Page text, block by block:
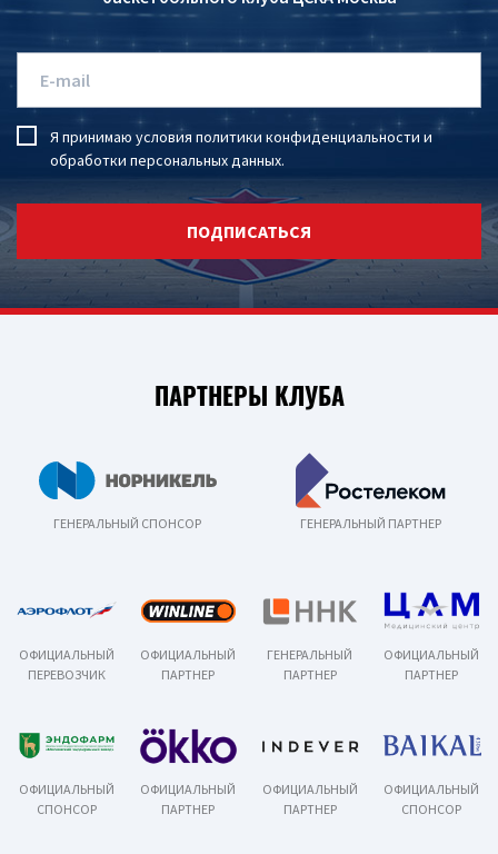
Я принимаю условия политики конфиденциальности и
обработки персональных данных.
ПОДПИСАТЬСЯ
ПАРТНЕРЫ КЛУБА
ГЕНЕРАЛЬНЫЙ СПОНСОР ГЕНЕРАЛЬНЫЙ ПАРТНЕР
ОФИЦИАЛЬНЫЙ
ПЕРЕВОЗЧИК
ОФИЦИАЛЬНЫЙ
ПАРТНЕР
ГЕНЕРАЛЬНЫЙ
ПАРТНЕР
ОФИЦИАЛЬНЫЙ
ПАРТНЕР
ОФИЦИАЛЬНЫЙ
СПОНСОР
ОФИЦИАЛЬНЫЙ
ПАРТНЕР
ОФИЦИАЛЬНЫЙ
ПАРТНЕР
ОФИЦИАЛЬНЫЙ
СПОНСОР